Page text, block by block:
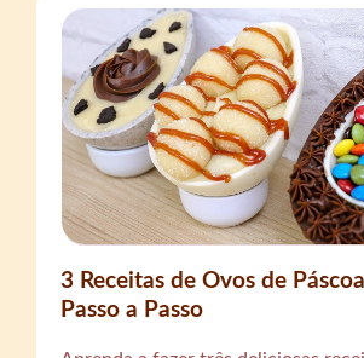
3 Receitas de Ovos de
Passo a Passo